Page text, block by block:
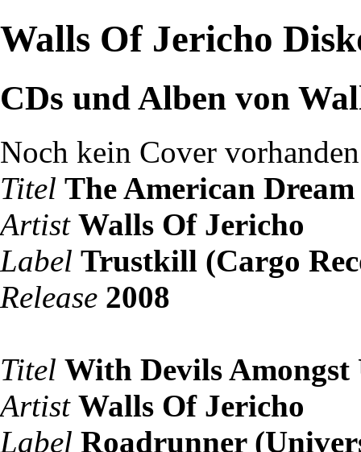
Walls Of Jericho
CDs und Alben von
Noch kein Cover vorhanden
Titel The American Dream
Artist Walls Of Jericho
Label Trustkill (Cargo
Release 2008
Titel With Devils Amongst
Artist Walls Of Jericho
Label Roadrunner